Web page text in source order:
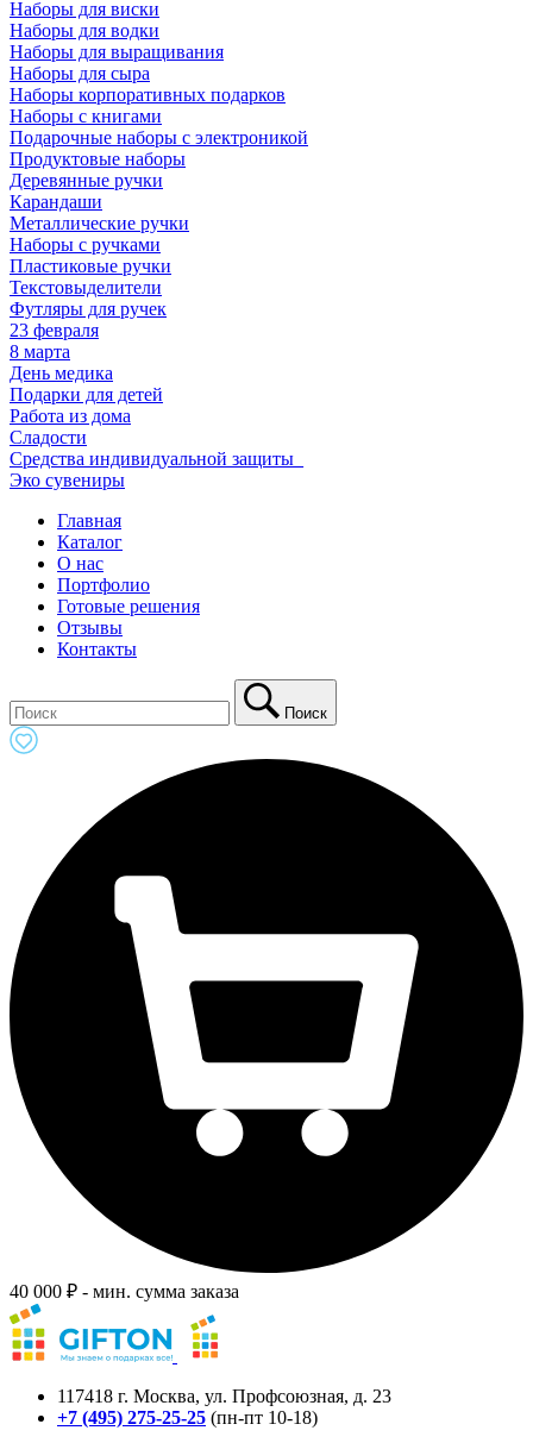
Наборы для виски
Наборы для водки
Наборы для выращивания
Наборы для сыра
Наборы корпоративных подарков
Наборы с книгами
Подарочные наборы с электроникой
Продуктовые наборы
Деревянные ручки
Карандаши
Металлические ручки
Наборы с ручками
Пластиковые ручки
Текстовыделители
Футляры для ручек
23 февраля
8 марта
День медика
Подарки для детей
Работа из дома
Сладости
Средства индивидуальной защиты_
Эко сувениры
Главная
Каталог
О нас
Портфолио
Готовые решения
Отзывы
Контакты
Поиск
40 000 ₽ - мин. сумма заказа
117418 г. Москва, ул. Профсоюзная, д. 23
+7 (495) 275-25-25 (пн-пт 10-18)